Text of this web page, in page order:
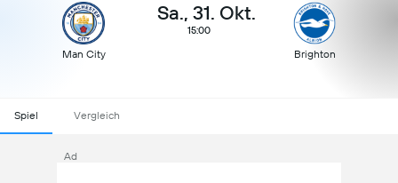
Man City
Sa., 31. Okt.
15:00
Brighton
Spiel Vergleich
Ad